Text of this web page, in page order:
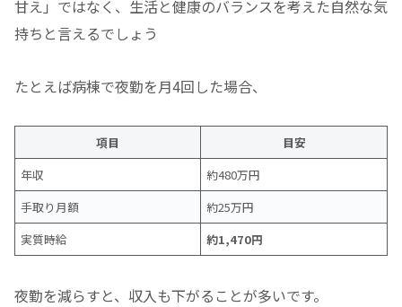
甘え」ではなく、生活と健康のバランスを考えた自然な気
持ちと言えるでしょう
たとえば病棟で夜勤を月4回した場合、
項目
目安
年収
約480万円
手取り月額
約25万円
実質時給
約1,470円
夜勤を減らすと、収入も下がることが多いです。